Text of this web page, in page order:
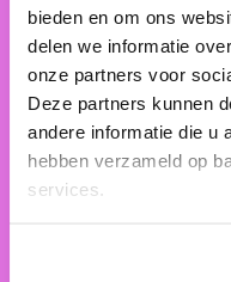
bieden en om ons
delen we informatie
onze partners voor
Deze partners kunnen
andere informatie die u
hebben verzameld op
services.
UITfeest
Werftheater
Za 07 sep. 2024 17:00 -
Muziek